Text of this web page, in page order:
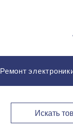
Ремонт
Искать